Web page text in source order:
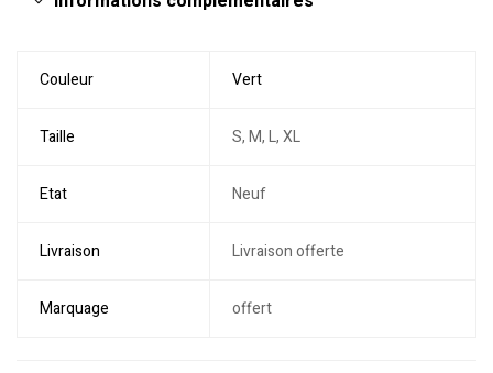
Couleur Vert
Taille S, M, L, XL
Etat Neuf
Livraison Livraison offerte
Marquage offert